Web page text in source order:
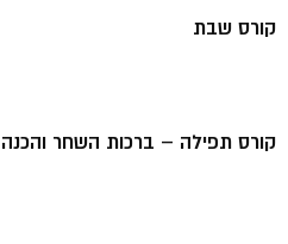
קורס שבת
קורס תפילה – ברכות השחר